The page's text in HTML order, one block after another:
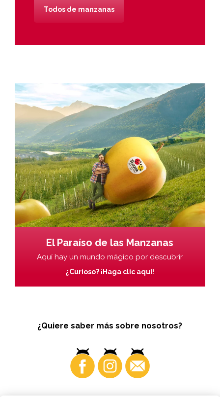
Todos de manzanas
El Paraíso de las Manzanas
Aquí hay un mundo mágico por descubrir
¿Curioso? ¡Haga clic aquí!
¿Quiere saber más sobre nosotros?